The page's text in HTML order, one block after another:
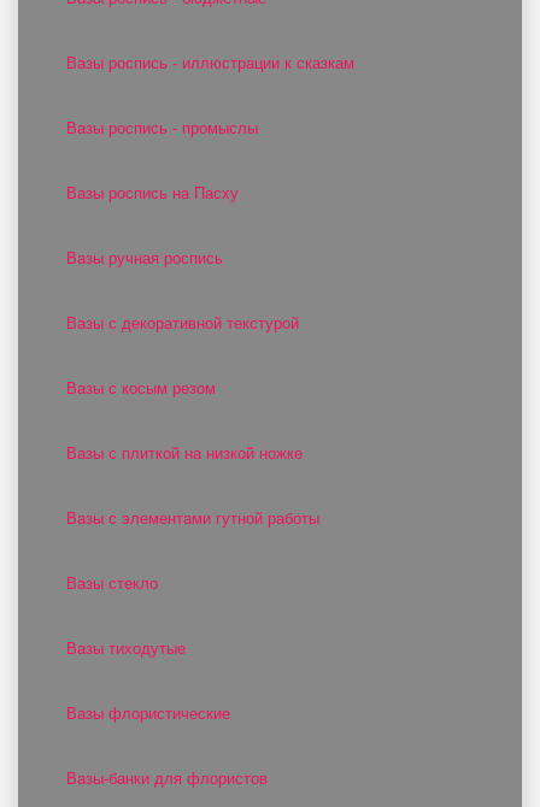
Вазы роспись - иллюстрации к сказкам
Вазы роспись - промыслы
Вазы роспись на Пасху
Вазы ручная роспись
Вазы с декоративной текстурой
Вазы с косым резом
Вазы с плиткой на низкой ножке
Вазы с элементами гутной работы
Вазы стекло
Вазы тиходутые
Вазы флористические
Вазы-банки для флористов